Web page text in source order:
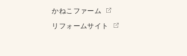
かねこファーム
リフォームサイト